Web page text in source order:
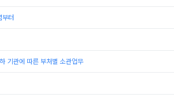
터
기관에 따른 부처별 소관업무